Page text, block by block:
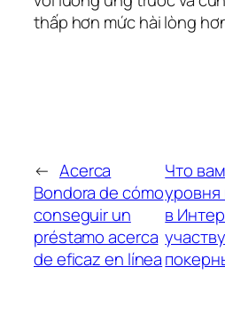
thấp hơn mức hài lòng
← Acerca
Bondora de cómo
conseguir un
préstamo acerca
de eficaz en línea
Что
уровня
в